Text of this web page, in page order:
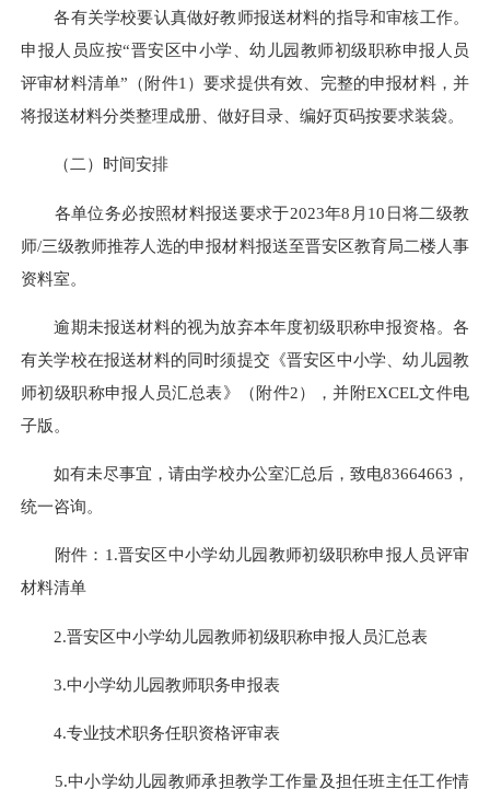
各有关学校要认真做好教师报送材料的指导和审核工作。
申报人员应按“晋安区中小学、幼儿园教师初级职称申报人员
评审材料清单”（附件1）要求提供有效、完整的申报材料，并
将报送材料分类整理成册、做好目录、编好页码按要求装袋。
（二）时间安排
各单位务必按照材料报送要求于2023年8月10日将二级教
师/三级教师推荐人选的申报材料报送至晋安区教育局二楼人事
资料室。
逾期未报送材料的视为放弃本年度初级职称申报资格。各
有关学校在报送材料的同时须提交《晋安区中小学、幼儿园教
师初级职称申报人员汇总表》（附件2），并附EXCEL文件电
子版。
如有未尽事宜，请由学校办公室汇总后，致电83664663，
统一咨询。
附件：1.晋安区中小学幼儿园教师初级职称申报人员评审
材料清单
2.晋安区中小学幼儿园教师初级职称申报人员汇总表
3.中小学幼儿园教师职务申报表
4.专业技术职务任职资格评审表
5.中小学幼儿园教师承担教学工作量及担任班主任工作情